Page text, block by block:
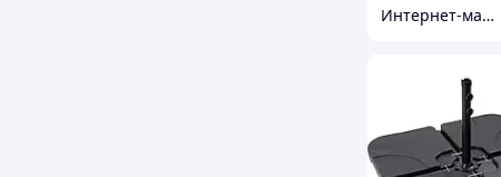
Интернет-магазин "Goods-OK"